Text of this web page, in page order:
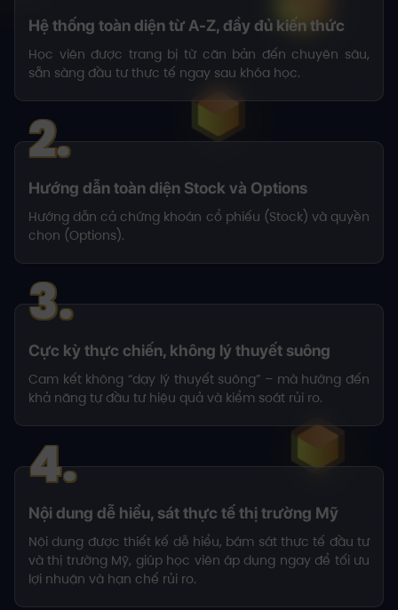
Hệ thống toàn diện từ A-Z, đầy đủ kiến thức
Học viên được trang bị từ căn bản đến chuyên sâu,
sẵn sàng đầu tư thực tế ngay sau khóa học.
2.
Hướng dẫn toàn diện Stock và Options
Hướng dẫn cả chứng khoán cổ phiếu (Stock) và quyền
chọn (Options).
3.
Cực kỳ thực chiến, không lý thuyết suông
Cam kết không “dạy lý thuyết suông” – mà hướng đến
khả năng tự đầu tư hiệu quả và kiểm soát rủi ro.
4.
Nội dung dễ hiểu, sát thực tế thị trường Mỹ
Nội dung được thiết kế dễ hiểu, bám sát thực tế đầu tư
và thị trường Mỹ, giúp học viên áp dụng ngay để tối ưu
lợi nhuận và hạn chế rủi ro.